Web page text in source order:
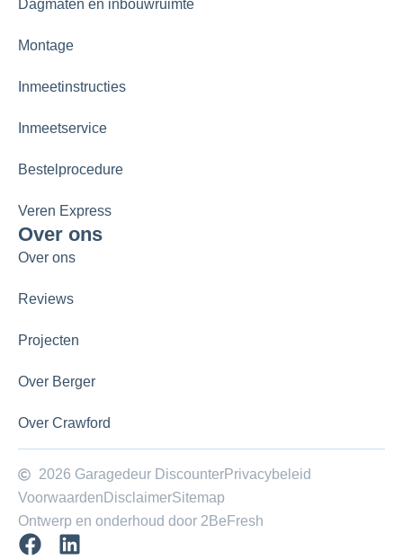
Dagmaten en inbouwruimte
Montage
Inmeetinstructies
Inmeetservice
Bestelprocedure
Veren Express
Over ons
Over ons
Reviews
Projecten
Over Berger
Over Crawford
2026 Garagedeur DiscounterPrivacybeleid
Voorwaarden DisclaimerSitemap
Ontwerp en onderhoud door 2BeFresh